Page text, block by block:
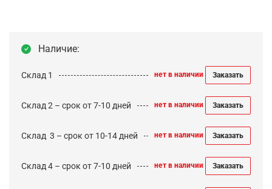
Наличие:
Склад 1 нет в наличии Заказать
Склад 2 – срок от 7-10 дней нет в наличии Заказать
Cклад 3 – срок от 10-14 дней нет в наличии Заказать
Склад 4 – срок от 7-10 дней нет в наличии Заказать